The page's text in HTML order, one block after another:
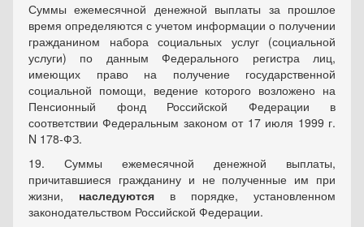
Суммы ежемесячной денежной выплаты за прошлое
время определяются с учетом информации о получении
гражданином набора социальных услуг (социальной
услуги) по данным Федерального регистра лиц,
имеющих право на получение государственной
социальной помощи, ведение которого возложено на
Пенсионный фонд Российской Федерации в
соответствии Федеральным законом от 17 июля 1999 г.
N 178-ФЗ.
19. Суммы ежемесячной денежной выплаты,
причитавшиеся гражданину и не полученные им при
жизни, наследуются в порядке, установленном
законодательством Российской Федерации.